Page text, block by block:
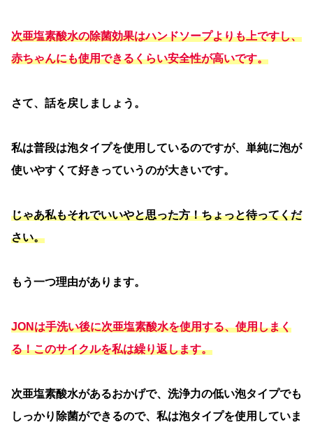
次亜塩素酸水の除菌効果はハンドソープよりも上ですし、
赤ちゃんにも使用できるくらい安全性が高いです。
さて、話を戻しましょう。
私は普段は泡タイプを使用しているのですが、単純に泡が
使いやすくて好きっていうのが大きいです。
じゃあ私もそれでいいやと思った方！ちょっと待ってくだ
さい。
もう一つ理由があります。
JONは手洗い後に次亜塩素酸水を使用する、使用しまく
る！このサイクルを私は繰り返します。
次亜塩素酸水があるおかげで、洗浄力の低い泡タイプでも
しっかり除菌ができるので、私は泡タイプを使用していま